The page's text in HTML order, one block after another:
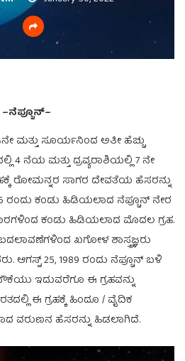
–ನೆಪ್ಚೂನ್–
ಮತ್ತು ಸೂರ್ಯನಿಂದ ಅತೀ ಹೆಚ್ಚು
4 ನೆಯ ಮತ್ತು ದ್ರವ್ಯರಾಶಿಯಲ್ಲಿ 7 ನೇ
ರೋಮನ್ನರ ಸಾಗರ ದೇವತೆಯ ಹೆಸರನ್ನು
ರಂದು ಕಂಡು ಹಿಡಿಯಲಾದ ನೆಪ್ಚೂನ್ ನೇರ
ಕಂಡು ಹಿಡಿಯಲಾದ ಮೊದಲ ಗ್ರಹ.
ಖಗೋಳ ಶಾಸ್ತ್ರಜ್ಞರು
ಆಗಸ್ಟ್ 25, 1989 ರಂದು ನೆಪ್ಚೂನ್ ಬಳಿ
ಇದುವರೆಗೂ ಈ ಗ್ರಹವನ್ನು
ಈ ಗ್ರಹಕ್ಕೆ ಹಿಂದೂ / ವೈದಿಕ
ವರುಣನ ಹೆಸರನ್ನು ಹಿಡಲಾಗಿದೆ.